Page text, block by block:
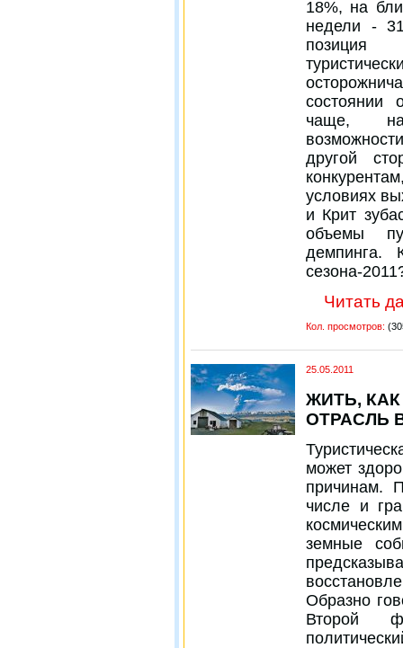
18%, на
недели -
позиция
состоянии
чаще,
другой
условиях
и Крит
объемы
демпинга.
сезона-
Читать
Кол. просмотров:
25.05.2011
ЖИТЬ,
ОТРАСЛЬ
может
причинам.
числе и
земные
Образно
Второй